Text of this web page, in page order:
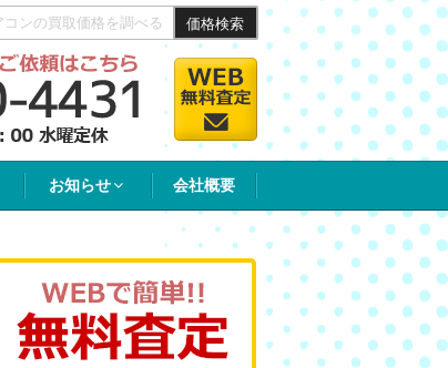
価格検索
お知らせ 会社概要